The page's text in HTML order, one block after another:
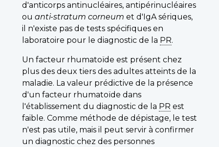
d'anticorps antinucléaires, antipérinucléaires
ou anti-stratum corneum et d'IgA sériques,
il n'existe pas de tests spécifiques en
laboratoire pour le diagnostic de la PR.
Un facteur rhumatoïde est présent chez
plus des deux tiers des adultes atteints de la
maladie. La valeur prédictive de la présence
d'un facteur rhumatoïde dans
l'établissement du diagnostic de la PR est
faible. Comme méthode de dépistage, le test
n'est pas utile, mais il peut servir à confirmer
un diagnostic chez des personnes